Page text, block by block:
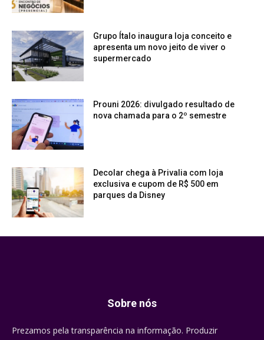
Grupo Ítalo inaugura loja conceito e
apresenta um novo jeito de viver o
supermercado
Prouni 2026: divulgado resultado de
nova chamada para o 2º semestre
Decolar chega à Privalia com loja
exclusiva e cupom de R$ 500 em
parques da Disney
Sobre nós
Prezamos pela transparência na informação. Produzir